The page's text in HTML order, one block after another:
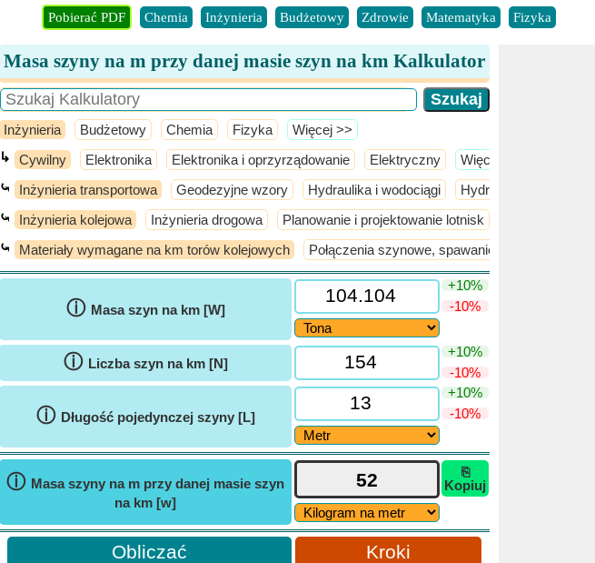
Pobierać PDF Chemia Inżynieria Budżetowy Zdrowie Matematyka Fizyka
Masa szyny na m przy danej masie szyn na km Kalkulator
Inżynieria Budżetowy Chemia Fizyka ​Więcej >>
↳ Cywilny Elektronika Elektronika i oprzyrządowanie Elektryczny ​Więcej >>
⤿ Inżynieria transportowa Geodezyjne wzory Hydraulika i wodociągi Hydrologia inżynierska
⤿ Inżynieria kolejowa Inżynieria drogowa Planowanie i projektowanie lotnisk
⤿ Materiały wymagane na km torów kolejowych Połączenia szynowe, spawanie szyn i podkładów
ⓘ Masa szyn na km [W]
+10%
-10%
ⓘ Liczba szyn na km [N]
+10%
-10%
ⓘ Długość pojedynczej szyny [L]
+10%
-10%
ⓘ Masa szyny na m przy danej masie szyn
na km [w]
⎘
Kopiuj
Kroki